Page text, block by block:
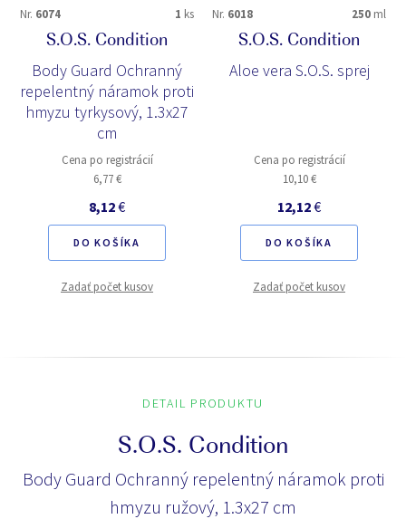
Nr. 6074 1 ks
S.O.S. Condition
Body Guard Ochranný
repelentný náramok proti
hmyzu tyrkysový, 1.3x27
cm
Cena po registrácií
6,77 €
8,12€
DO KOŠÍKA
Zadať počet kusov
Nr. 6018 250 ml
S.O.S. Condition
Aloe vera S.O.S. sprej
Cena po registrácií
10,10 €
12,12€
DO KOŠÍKA
Zadať počet kusov
DETAIL PRODUKTU
S.O.S. Condition
Body Guard Ochranný repelentný náramok proti
hmyzu ružový, 1.3x27 cm